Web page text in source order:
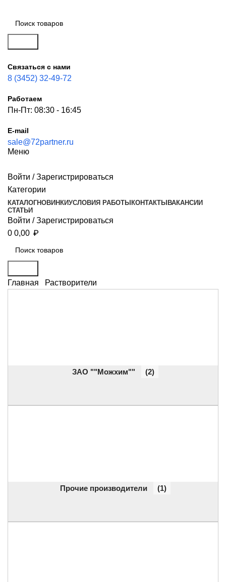
Связаться с нами
8 (3452) 32-49-72
Работаем
Пн-Пт: 08:30 - 16:45
E-mail
sale@72partner.ru
Меню
Войти / Зарегистрироваться
Категории
КАТАЛОГНОВИНКИУСЛОВИЯ РАБОТЫ КОНТАКТЫ ВАКАНСИИ
СТАТЬИ
Войти / Зарегистрироваться
0 0,00 ₽
Главная
Растворители
ЗАО ""Можхим"" (2)
Прочие производители (1)